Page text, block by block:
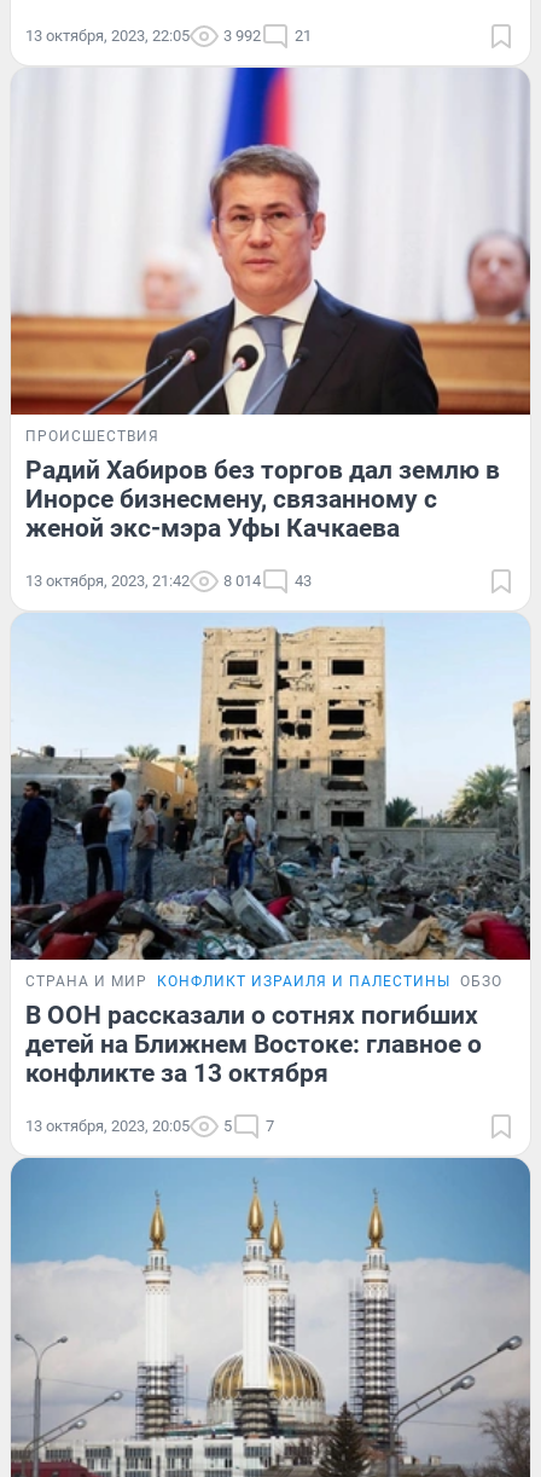
13 октября, 2023, 22:05 3 992 21
ПРОИСШЕСТВИЯ
Радий Хабиров без торгов дал землю в
Инорсе бизнесмену, связанному с
женой экс-мэра Уфы Качкаева
13 октября, 2023, 21:42 8 014 43
СТРАНА И МИР КОНФЛИКТ ИЗРАИЛЯ И ПАЛЕСТИНЫ ОБЗОР
В ООН рассказали о сотнях погибших
детей на Ближнем Востоке: главное о
конфликте за 13 октября
13 октября, 2023, 20:05 5 7